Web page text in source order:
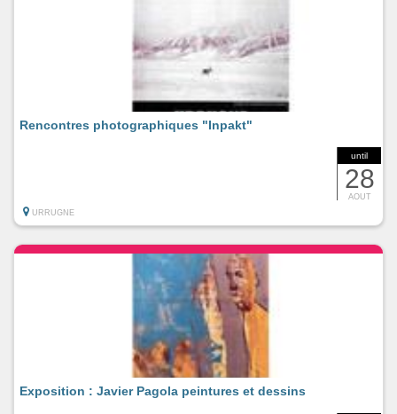
until
28
AOUT
Rencontres photographiques "Inpakt"
URRUGNE
Exposition : Javier Pagola peintures et dessins